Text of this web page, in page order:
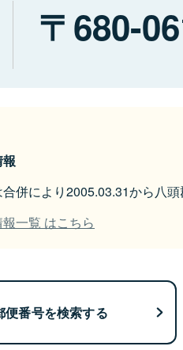
680-
併により2005.03.31から八
一覧 はこちら
便番号を検索する